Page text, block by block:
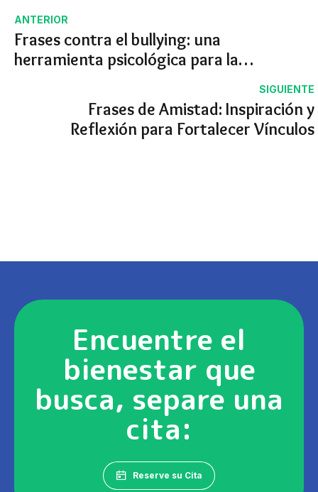
ANTERIOR
Frases contra el bullying: una
herramienta psicológica para la
SIGUIENTE
Frases de Amistad: Inspiración y
Reflexión para Fortalecer Vínculos
Encuentre el
bienestar que
busca, separe una
cita:
Reserve su Cita